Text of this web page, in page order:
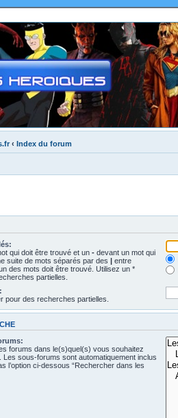
‹ Index du forum
qui doit être trouvé et un - devant un mot qui
suite de mots séparés par des | entre
des mots doit être trouvé. Utilisez un *
partielles.
pour des recherches partielles.
forums dans le(s)quel(s) vous souhaitez
sous-forums sont automatiquement inclus
l’option ci-dessous “Rechercher dans les